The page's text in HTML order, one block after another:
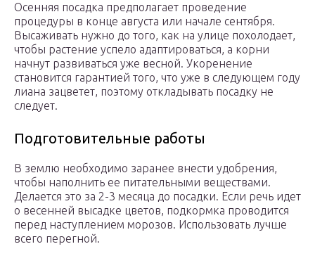
Осенняя посадка предполагает проведение
процедуры в конце августа или начале сентября.
Высаживать нужно до того, как на улице похолодает,
чтобы растение успело адаптироваться, а корни
начнут развиваться уже весной. Укоренение
становится гарантией того, что уже в следующем году
лиана зацветет, поэтому откладывать посадку не
следует.
Подготовительные работы
В землю необходимо заранее внести удобрения,
чтобы наполнить ее питательными веществами.
Делается это за 2-3 месяца до посадки. Если речь идет
о весенней высадке цветов, подкормка проводится
перед наступлением морозов. Использовать лучше
всего перегной.